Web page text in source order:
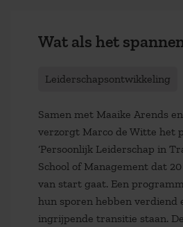
Wat als het
Leiderschapsontwikkeling
Samen met Maaike Arends
verzorgt Marco de Witte het
‘Persoonlijk Leiderschap in
School of Management dat
van start gaat. Een
hun sporen hebben verdiend
ingrijpende transitie staan.